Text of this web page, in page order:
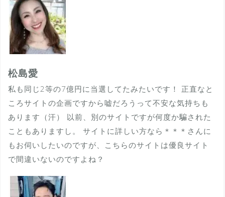
松島愛
私も同じ2等の7億円に当選してたみたいです！ 正直なと
ころサイトの企画ですから嘘だろうって不安な気持ちも
あります（汗） 以前、別のサイトですが何度か騙された
こともありますし。 サイトに詳しい方なら＊＊＊さんに
もお伺いしたいのですが、こちらのサイトは優良サイト
で間違いないのですよね？